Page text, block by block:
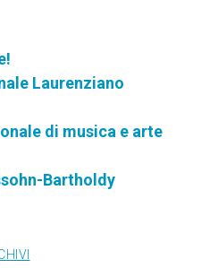
Laurenziano
di musica e arte
Bartholdy